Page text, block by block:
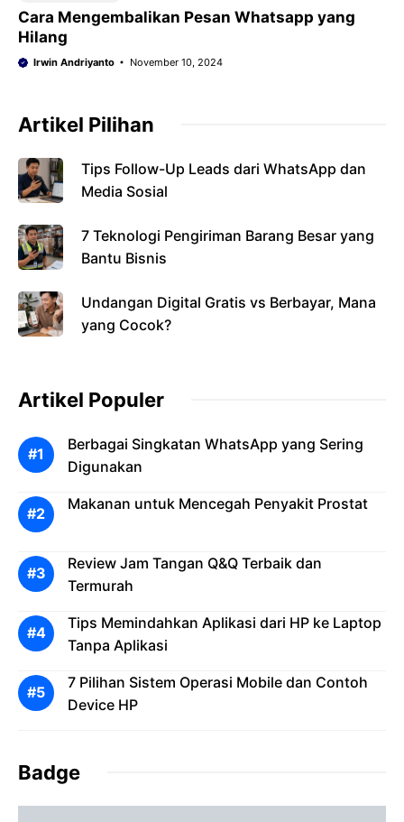
Cara Mengembalikan Pesan Whatsapp yang
Hilang
Irwin Andriyanto November 10, 2024
Artikel Pilihan
Tips Follow-Up Leads dari WhatsApp dan
Media Sosial
7 Teknologi Pengiriman Barang Besar yang
Bantu Bisnis
Undangan Digital Gratis vs Berbayar, Mana
yang Cocok?
Artikel Populer
Berbagai Singkatan WhatsApp yang Sering
Digunakan
Makanan untuk Mencegah Penyakit Prostat
Review Jam Tangan Q&Q Terbaik dan
Termurah
Tips Memindahkan Aplikasi dari HP ke Laptop
Tanpa Aplikasi
7 Pilihan Sistem Operasi Mobile dan Contoh
Device HP
Badge